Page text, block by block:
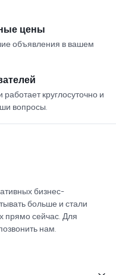
цены
объявления в вашем
круглосуточно и
вопросы.
бизнес-
больше и стали
прямо сейчас. Для
нам.